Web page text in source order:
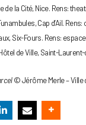
de la Cité, Nice. Rens:
Cap d’Ail.
Six-Fours. Rens:
de Ville, Saint-
© Jérôme Merle – Ville